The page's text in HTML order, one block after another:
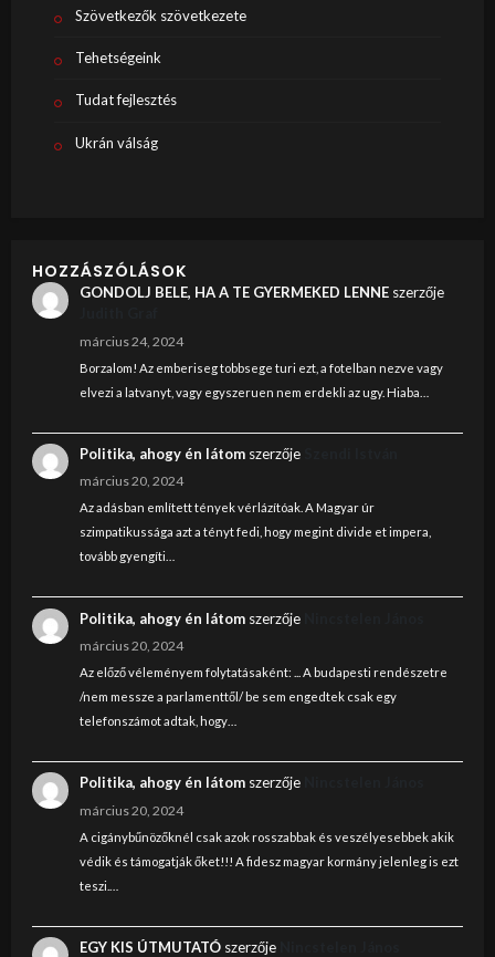
Szövetkezők szövetkezete
Tehetségeink
Tudat fejlesztés
Ukrán válság
HOZZÁSZÓLÁSOK
GONDOLJ BELE, HA A TE GYERMEKED LENNEszerzője
március 24, 2024
Borzalom! Az emberiseg tobbsege turi ezt, a fotelban nezve vagy
elvezi a latvanyt, vagy egyszeruen nem erdekli az ugy. Hiaba…
Politika, ahogy én látomszerzője
március 20, 2024
Az adásban említett tények vérlázítóak. A Magyar úr
szimpatikussága azt a tényt fedi, hogy megint divide et impera,
tovább gyengíti…
Politika, ahogy én látomszerzője
március 20, 2024
Az előző véleményem folytatásaként: ... A budapesti rendészetre
/nem messze a parlamenttől/ be sem engedtek csak egy
telefonszámot adtak, hogy…
Politika, ahogy én látomszerzője
március 20, 2024
A cigánybűnözőknél csak azok rosszabbak és veszélyesebbek akik
védik és támogatják őket!!! A fidesz magyar kormány jelenleg is ezt
teszi.…
EGY KIS ÚTMUTATÓszerzője